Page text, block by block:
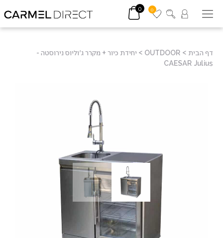
0
0
דף הבית >
OUTDOOR
> יחידת כיור + מקרר ג'וליוס נירוסטה -
CAESAR Julius